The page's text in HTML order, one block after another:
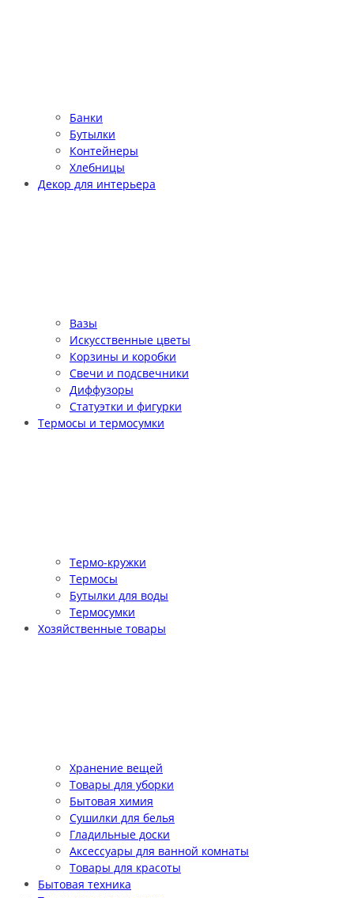
Банки
Бутылки
Контейнеры
Хлебницы
Декор для интерьера
Вазы
Искусственные цветы
Корзины и коробки
Свечи и подсвечники
Диффузоры
Статуэтки и фигурки
Термосы и термосумки
Термо-кружки
Термосы
Бутылки для воды
Термосумки
Хозяйственные товары
Хранение вещей
Товары для уборки
Бытовая химия
Сушилки для белья
Гладильные доски
Аксессуары для ванной комнаты
Товары для красоты
Бытовая техника